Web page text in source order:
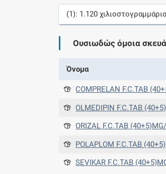
(1): 1.120
Ουσιωδώς όμοια
Όνομα
COMPRELAN F.C.TAB (40+5)MG/
OLMEDIPIN F.C.TAB (40+5)MG/TAB
ORIZAL F.C.TAB
POLAPLOM F.C.TAB (40+5)MG/TAB BT
SEVIKAR F.C.TAB